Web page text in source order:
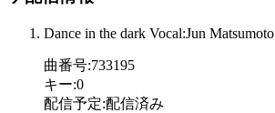
Dance in the dark Vocal:Jun Matsumoto
曲番号:733195
キー:0
配信予定:配信済み